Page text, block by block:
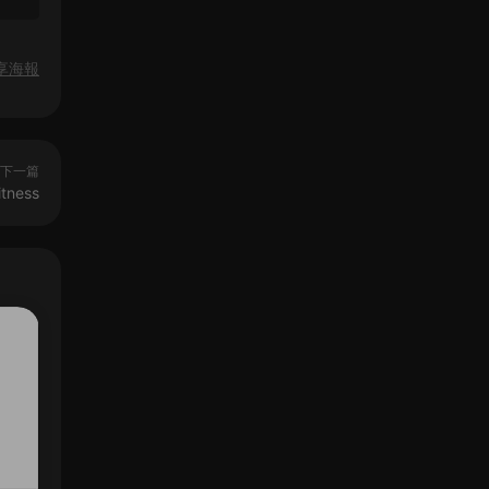
海報
下一篇